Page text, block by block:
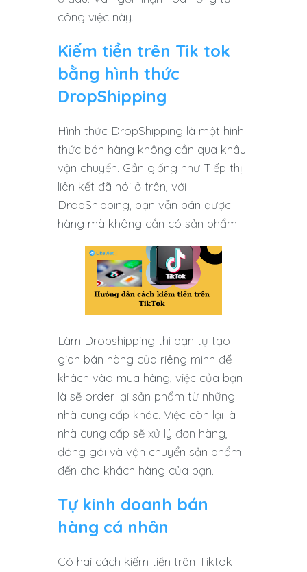
công việc này.
Kiếm tiền trên Tik tok
bằng hình thức
DropShipping
Hình thức DropShipping là một hình
thức bán hàng không cần qua khâu
vận chuyển. Gần giống như Tiếp thị
liên kết đã nói ở trên, với
DropShipping, bạn vẫn bán được
hàng mà không cần có sản phẩm.
Làm Dropshipping thì bạn tự tạo
gian bán hàng của riêng mình để
khách vào mua hàng, việc của bạn
là sẽ order lại sản phẩm từ những
nhà cung cấp khác. Việc còn lại là
nhà cung cấp sẽ xử lý đơn hàng,
đóng gói và vận chuyển sản phẩm
đến cho khách hàng của bạn.
Tự kinh doanh bán
hàng cá nhân
Có hai cách kiếm tiền trên Tiktok